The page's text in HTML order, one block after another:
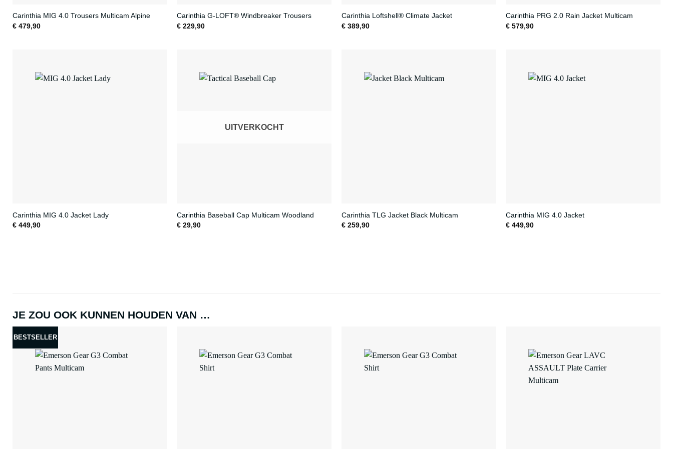
Carinthia MIG 4.0 Trousers Multicam Alpine
€479,90
Carinthia G-LOFT® Windbreaker Trousers
€ 229,90
Carinthia Loftshell® Climate Jacket
€389,90
Carinthia PRG 2.0 Rain Jacket Multicam
€ 579,90
Carinthia MIG 4.0 Jacket Lady
€449,90
UITVERKOCHT
Carinthia Baseball Cap Multicam Woodland
€ 29,90
Carinthia TLG Jacket Black Multicam
€259,90
Carinthia MIG 4.0 Jacket
€ 449,90
JE ZOU OOK KUNNEN HOUDEN VAN …
BESTSELLER